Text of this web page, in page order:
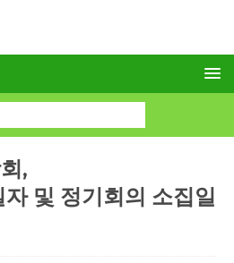
,
및 정기회의 소집일